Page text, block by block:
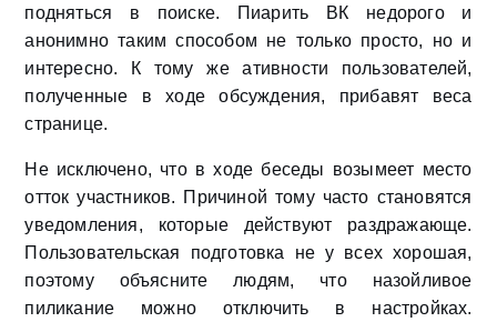
подняться в поиске. Пиарить ВК недорого и
анонимно таким способом не только просто, но и
интересно. К тому же ативности пользователей,
полученные в ходе обсуждения, прибавят веса
странице.
Не исключено, что в ходе беседы возымеет место
отток участников. Причиной тому часто становятся
уведомления, которые действуют раздражающе.
Пользовательская подготовка не у всех хорошая,
поэтому объясните людям, что назойливое
пиликание можно отключить в настройках.